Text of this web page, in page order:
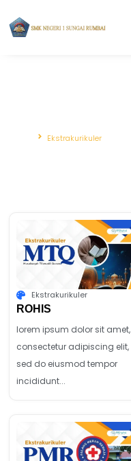
Ekstrakurikuler
Ekstrakurikuler
ROHIS
lorem ipsum dolor sit amet,
consectetur adipiscing elit,
sed do eiusmod tempor
incididunt...